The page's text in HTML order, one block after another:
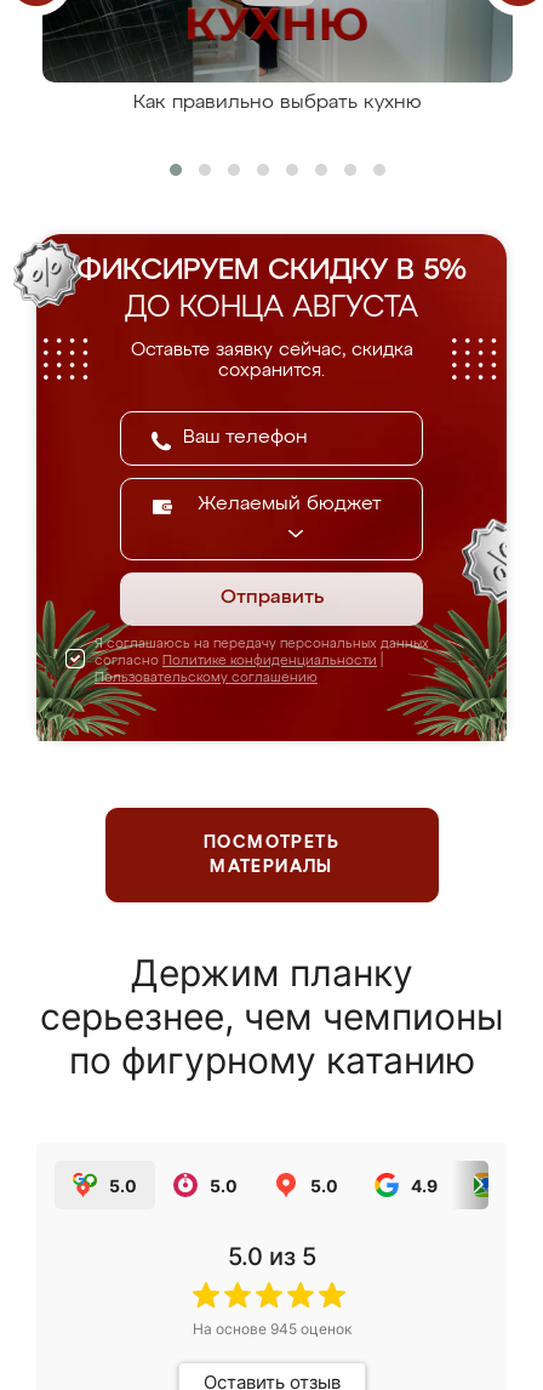
Как правильно выбрать кухню
ФИКСИРУЕМ СКИДКУ В 5%
ДО КОНЦА АВГУСТА
Оставьте заявку сейчас, скидка
сохранится.
Желаемый бюджет
Отправить
Я соглашаюсь на передачу персональных данных
согласно Политике конфиденциальности
Пользовательскому соглашению
ПОСМОТРЕТЬ
МАТЕРИАЛЫ
Держим планку
серьезнее, чем чемпионы
по фигурному катанию
5.0 5.0 5.0 4.9
5.0 из 5
На основе 945оценок
Оставить отзыв